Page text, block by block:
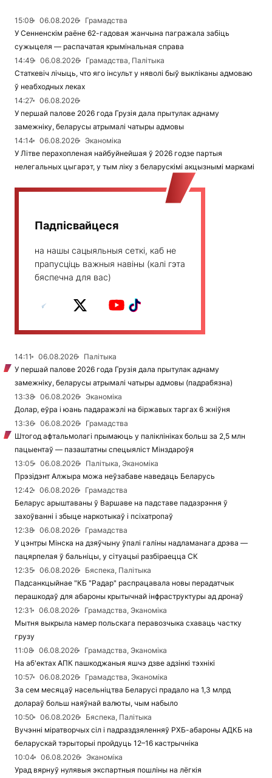
15:08 06.08.2026
Грамадства
У Сенненскім раёне 62-гадовая жанчына пагражала забіць
сужыцеля — распачатая крымінальная справа
14:49
06.08.2026
Грамадства, Палітыка
Статкевіч лічыць, что яго інсульт у няволі быў выкліканы адмоваю
ў неабходных леках
14:27
06.08.2026
У першай палове 2026 года Грузія дала прытулак аднаму
замежніку, беларусы атрымалі чатыры адмовы
14:14
06.08.2026
Эканоміка
У Літве перахопленая найбуйнейшая ў 2026 годзе партыя
нелегальных цыгарэт, у тым ліку з беларускімі акцызнымі маркамі
Падпісвайцеся
на нашы сацыяльныя сеткі, каб не
прапусціць важныя навіны (калі гэта
бяспечна для вас)
14:11 06.08.2026
Палітыка
У першай палове 2026 года Грузія дала прытулак аднаму
замежніку, беларусы атрымалі чатыры адмовы (падрабязна)
13:38
06.08.2026
Эканоміка
Долар, еўра і юань падаражэлі на біржавых таргах 6 жніўня
13:36
06.08.2026
Грамадства
Штогод афтальмолагі прымаюць у паліклініках больш за 2,5 млн
пацыентаў — пазаштатны спецыяліст Мінздароўя
13:05
06.08.2026
Палітыка, Эканоміка
Прэзідэнт Алжыра можа неўзабаве наведаць Беларусь
12:42
06.08.2026
Грамадства
Беларус арыштаваны ў Варшаве на падставе падазрэння ў
захоўванні і збыце наркотыкаў і псіхатропаў
12:38
06.08.2026
Грамадства
У цэнтры Мінска на дзяўчыну ўпалі галіны надламанага дрэва —
пацярпелая ў бальніцы, у сітуацыі разбіраецца СК
12:35
06.08.2026
Бяспека, Палітыка
Падсанкцыйнае "КБ "Радар" распрацавала новы перадатчык
перашкодаў для абароны крытычнай інфраструктуры ад дронаў
12:31
06.08.2026
Грамадства, Эканоміка
Мытня выкрыла намер польскага перавозчыка схаваць частку
грузу
11:08
06.08.2026
Грамадства, Эканоміка
На аб'ектах АПК пашкоджаныя яшчэ дзве адзінкі тэхнікі
10:57
06.08.2026
Грамадства, Эканоміка
За сем месяцаў насельніцтва Беларусі прадало на 1,3 млрд
долараў больш наяўнай валюты, чым набыло
10:50
06.08.2026
Бяспека, Палітыка
Вучэнні міратворчых сіл і падраздзяленняў РХБ-абароны АДКБ на
беларускай тэрыторыі пройдуць 12–16 кастрычніка
10:04
06.08.2026
Эканоміка
Урад вярнуў нулявыя экспартныя пошліны на лёгкія